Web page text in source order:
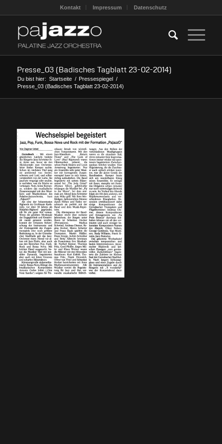
Kontakt Impressum Datenschutz
Presse_03 (Badisches Tagblatt 23-02-2014)
Du bist hier: Startseite / Pressespiegel /
Presse_03 (Badisches Tagblatt 23-02-2014)